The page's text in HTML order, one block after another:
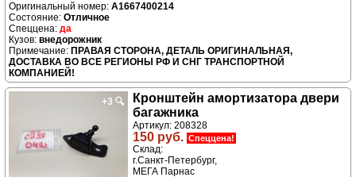
A1667400214
Отличное
да
внедорожник
ПРАВАЯ СТОРОНА, ДЕТАЛЬ ОРИГИНАЛЬНАЯ,
ДОСТАВКА ВО ВСЕ РЕГИОНЫ РФ И СНГ ТРАНСПОРТНОЙ
КОМПАНИЕЙ!
+3 🔍
Кронштейн амортизатора двери
багажника
Артикул: 208328
150 руб. Спеццена!
Склад:
г.Санкт-Петербург,
МЕГА Парнас